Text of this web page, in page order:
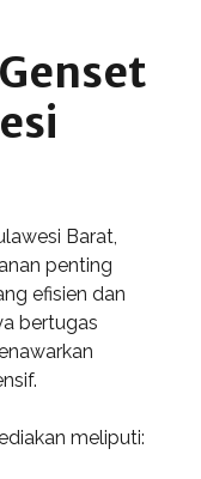
Barat,
penting
efisien dan
bertugas
meliputi: